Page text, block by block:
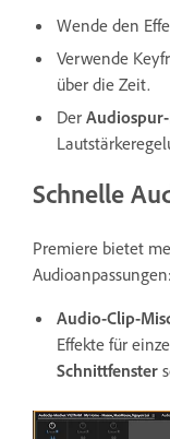
Wende den
Verwende
über die Zeit.
Der
Schnelle
Premiere bietet
Audioanpassungen:
Audio-Clip-
Effekte für
Schnittfenster